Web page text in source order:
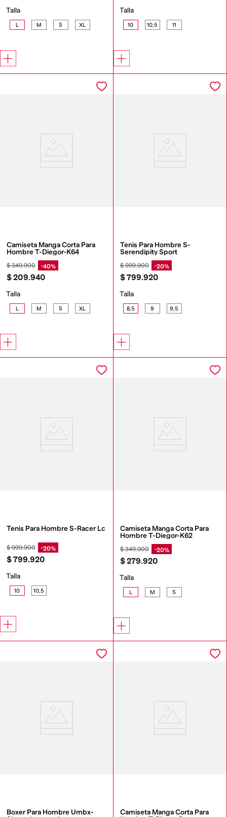
Talla
L M S XL
Talla
10 10,5 11
Camiseta Manga Corta Para
Hombre T-Diegor-K64
$349.900 40%
$209.940
Talla
L M S XL
Tenis Para Hombre S-
Serendipity Sport
$999.900 20%
$799.920
Talla
8,5 9 9,5
Tenis Para Hombre S-Racer Lc
$999.900 20%
$799.920
Talla
10 10,5
Camiseta Manga Corta Para
Hombre T-Diegor-K62
$349.900 20%
$279.920
Talla
L M S
Boxer Para Hombre Umbx-
Camiseta Manga Corta Para